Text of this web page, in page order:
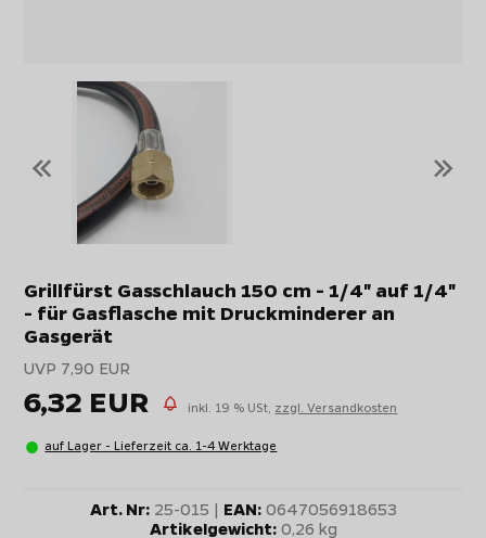
« »
Grillfürst Gasschlauch 150 cm - 1/4" auf 1/4"
- für Gasflasche mit Druckminderer an
Gasgerät
UVP 7,90 EUR
6,32 EUR inkl. 19 % USt, zzgl. Versandkosten
auf Lager - Lieferzeit ca. 1-4 Werktage
Art. Nr:25-015 | EAN:0647056918653
Artikelgewicht:0,26 kg